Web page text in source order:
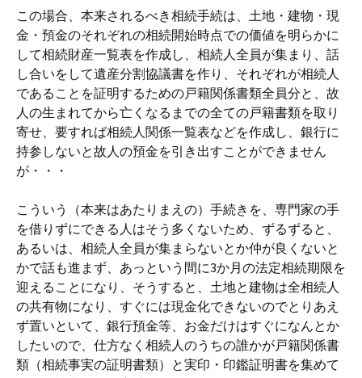
この場合、本来されるべき相続手続は、土地・建物・現
金・預金のそれぞれの相続開始時点での価値を明らかに
して相続財産一覧表を作成し、相続人全員が集まり、話
し合いをして遺産分割協議書を作り、それぞれが相続人
であることを証明するための戸籍関係書類全員分と、故
人の生まれてから亡くなるまでの全ての戸籍書類を取り
寄せ、要すれば相続人関係一覧表などを作成し、銀行に
持参しないと故人の預金を引き出すことができません
が・・・
こういう（本来はあたりまえの）手続きを、専門家の手
を借りずにできる人はそう多くないため、ずるずると、
あるいは、相続人全員が集まらないとか仲が良くないと
かで話も進まず、あっという間に3か月の法定相続期限を
迎えることになり、そうすると、土地と建物は全相続人
の共有物になり、すぐには現金化できないのでとりあえ
ず置いといて、銀行預金等、お金だけはすぐになんとか
したいので、仕方なく相続人のうちの誰かが戸籍関係書
類（相続事実の証明書類）と実印・印鑑証明書を集めて